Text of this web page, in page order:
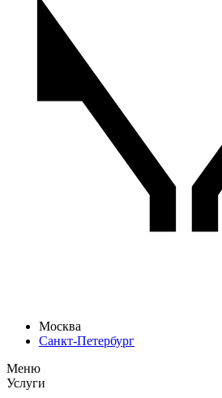
Москва
Санкт-Петербург
Меню
Услуги